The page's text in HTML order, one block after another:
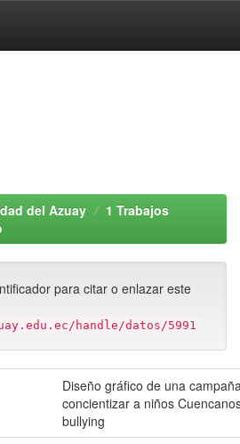
del Azuay
1 Trabajos
para citar o enlazar este
handle/datos/5991
Diseño gráfico de una
concientizar a niños
bullying